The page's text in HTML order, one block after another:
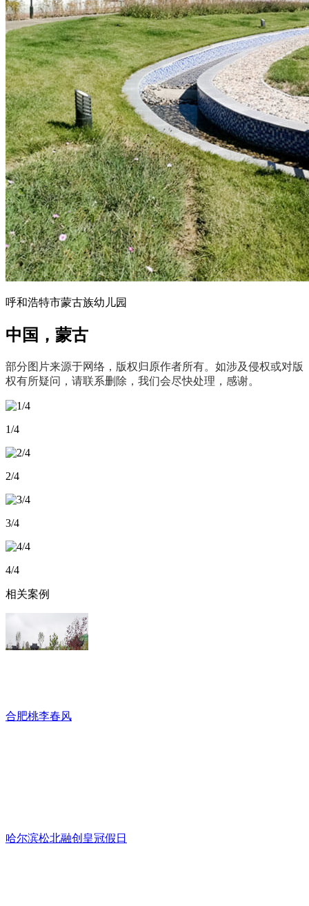
呼和浩特市蒙古族幼儿园
中国，蒙古
部分图片来源于网络，版权归原作者所有。如涉及侵权或对版
权有所疑问，请联系删除，我们会尽快处理，感谢。
1/4
2/4
3/4
4/4
相关案例
合肥桃李春风
哈尔滨松北融创皇冠假日